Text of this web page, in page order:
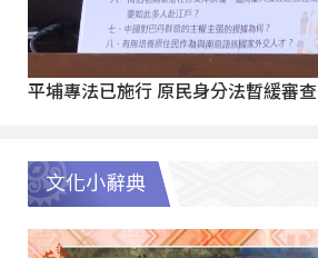
平埔專法已施行 原民身分法暫緩審查
文化小辭典